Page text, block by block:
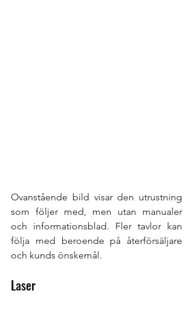
Ovanstående bild visar den utrustning
som följer med, men utan manualer
och informationsblad. Fler tavlor kan
följa med beroende på återförsäljare
och kunds önskemål.
Laser